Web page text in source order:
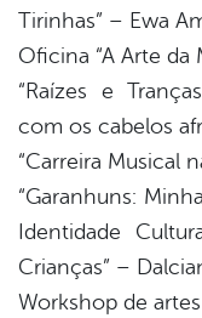
Tirinhas” – Ewa
Oficina “A Arte da
“Raízes e
com os cabelos
“Carreira Musical
“Garanhuns:
Identidade
Crianças” –
Workshop de